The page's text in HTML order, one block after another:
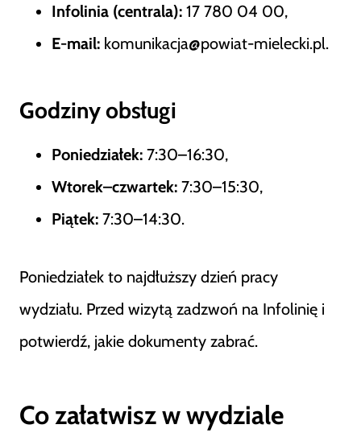
Infolinia (centrala): 17 780 04 00,
E-mail: komunikacja@powiat-mielecki.pl.
Godziny obsługi
Poniedziałek: 7:30–16:30,
Wtorek–czwartek: 7:30–15:30,
Piątek: 7:30–14:30.
Poniedziałek to najdłuższy dzień pracy
wydziału. Przed wizytą zadzwoń na Infolinię i
potwierdź, jakie dokumenty zabrać.
Co załatwisz w wydziale